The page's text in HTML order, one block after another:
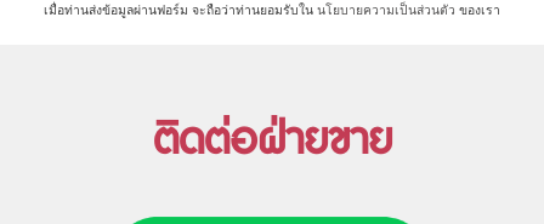
เมื่อท่านส่งข้อมูลผ่านฟอร์ม จะถือว่าท่านยอมรับใน นโยบายความเป็นส่วนตัว ของเรา
ติดต่อฝ่ายขาย